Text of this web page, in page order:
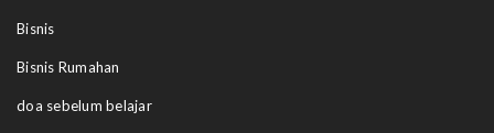
Bisnis
Bisnis Rumahan
doa sebelum belajar